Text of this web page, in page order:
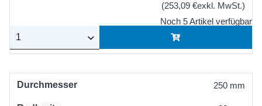
(253,09 €exkl. MwSt.)
Noch 5 Artikel verfügbar
Durchmesser 250 mm